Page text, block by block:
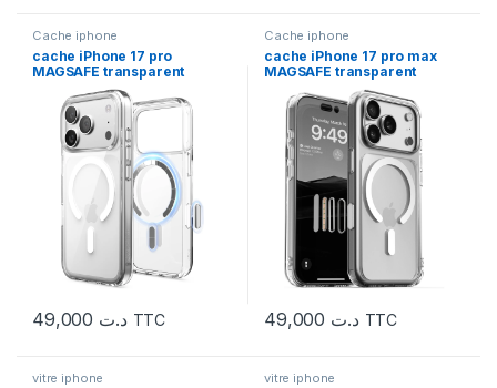
Cache iphone
cache iPhone 17 pro
MAGSAFE transparent
د.ت TTC
Cache iphone
cache iPhone 17 pro max
MAGSAFE transparent
د.ت TTC
vitre iphone vitre iphone